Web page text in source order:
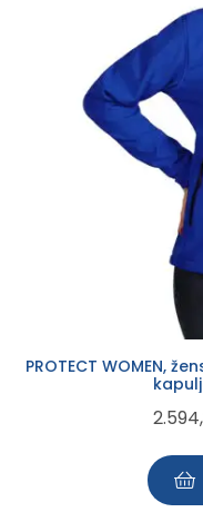
PROTECT WOMEN,